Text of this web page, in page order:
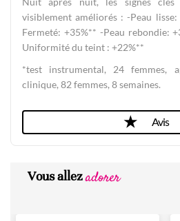
visiblement améliorés :​ -Peau
Fermeté: +35%**​ -Peau rebondie:
Uniformité du teint : +22%**​
*test instrumental, 24 femmes,
clinique, 82 femmes, 8 semaines.
Avis
Vous allezadorer